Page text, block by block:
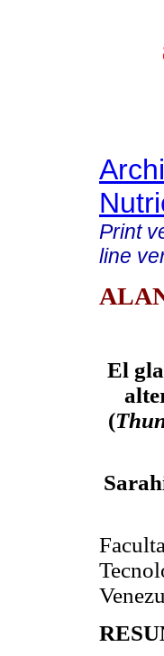
Print
line
El
(